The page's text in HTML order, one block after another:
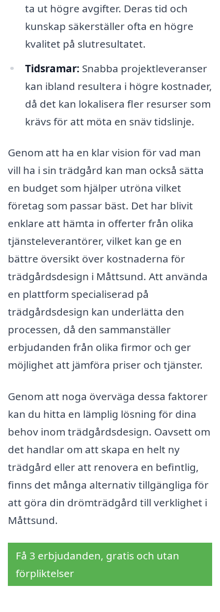
ta ut högre avgifter. Deras tid och
kunskap säkerställer ofta en högre
kvalitet på slutresultatet.
Tidsramar: Snabba projektleveranser
kan ibland resultera i högre kostnader,
då det kan lokalisera fler resurser som
krävs för att möta en snäv tidslinje.
Genom att ha en klar vision för vad man
vill ha i sin trädgård kan man också sätta
en budget som hjälper utröna vilket
företag som passar bäst. Det har blivit
enklare att hämta in offerter från olika
tjänsteleverantörer, vilket kan ge en
bättre översikt över kostnaderna för
trädgårdsdesign i Måttsund. Att använda
en plattform specialiserad på
trädgårdsdesign kan underlätta den
processen, då den sammanställer
erbjudanden från olika firmor och ger
möjlighet att jämföra priser och tjänster.
Genom att noga överväga dessa faktorer
kan du hitta en lämplig lösning för dina
behov inom trädgårdsdesign. Oavsett om
det handlar om att skapa en helt ny
trädgård eller att renovera en befintlig,
finns det många alternativ tillgängliga för
att göra din drömträdgård till verklighet i
Måttsund.
Få 3 erbjudanden, gratis och utan
förpliktelser